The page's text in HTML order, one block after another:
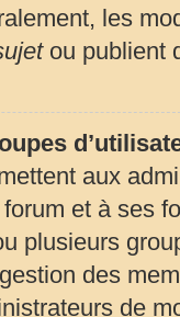
les
ou publient
aux
et à ses
plusieurs
des
de